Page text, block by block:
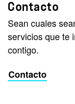
Contacto
Sean cuales
servicios que te
contigo.
Contacto